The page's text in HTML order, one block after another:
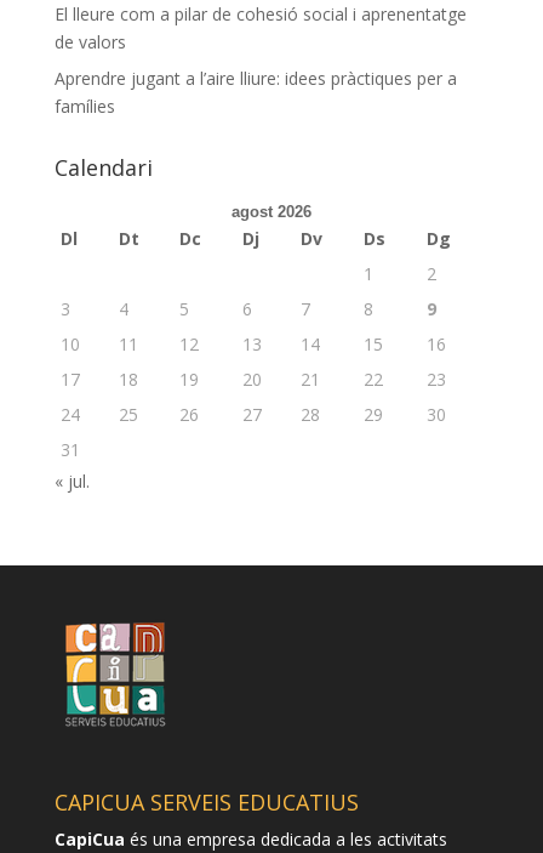
El lleure com a pilar de cohesió social i aprenentatge
de valors
Aprendre jugant a l’aire lliure: idees pràctiques per a
famílies
Calendari
agost 2026
Dl Dt Dc Dj Dv Ds
Dg
1
2
3
4 5 6 7 8
9
10
11 12 13 14 15
16
17
18 19 20 21 22
23
24
25 26 27 28 29
30
31
« jul.
CAPICUA SERVEIS EDUCATIUS
CapiCua és una empresa dedicada a les activitats